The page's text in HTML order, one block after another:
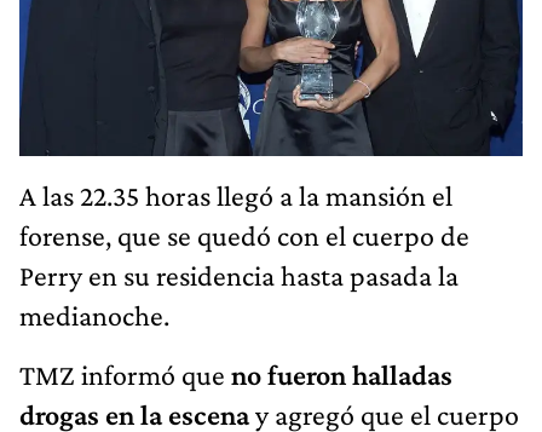
A las 22.35 horas llegó a la mansión el
forense, que se quedó con el cuerpo de
Perry en su residencia hasta pasada la
medianoche.
TMZ informó que no fueron halladas
drogas en la escenay agregó que el cuerpo